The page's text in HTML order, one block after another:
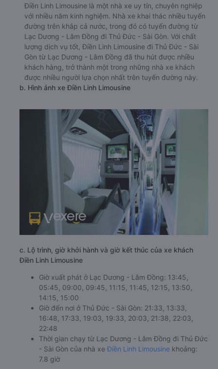
Điền Linh Limousine là một nhà xe uy tín, chuyên nghiệp
với nhiều năm kinh nghiệm. Nhà xe khai thác nhiều tuyến
đường trên khắp cả nước, trong đó có tuyến đường từ
Lạc Dương - Lâm Đồng đi Thủ Đức - Sài Gòn. Với chất
lượng dịch vụ tốt, Điền Linh Limousine đi Thủ Đức - Sài
Gòn từ Lạc Dương - Lâm Đồng đã thu hút được nhiều
khách hàng, trở thành một trong những nhà xe khách
được nhiều người lựa chọn nhất trên tuyến đường này.
b. Hình ảnh xe Điền Linh Limousine
c. Lộ trình, giờ khởi hành và giờ kết thúc của xe khách
Điền Linh Limousine
Giờ xuất phát ở Lạc Dương - Lâm Đồng: 13:45,
05:45, 09:00, 09:45, 11:15, 11:45, 12:15, 13:50,
14:15, 15:00
Giờ đến nơi ở Thủ Đức - Sài Gòn: 21:33, 13:33,
16:48, 17:33, 19:03, 19:33, 20:03, 21:38, 22:03,
22:48
Thời gian chạy từ Lạc Dương - Lâm Đồng đi Thủ Đức
- Sài Gòn của nhà xe Điền Linh Limousine khoảng:
7.8 giờ